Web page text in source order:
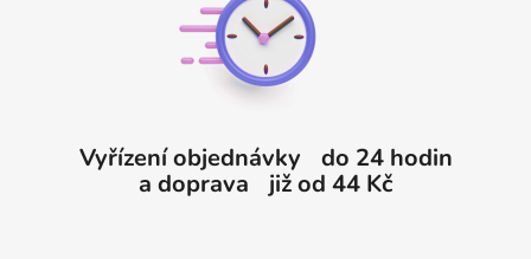
Vyřízení objednávky do 24 hodin
a doprava již od 44 Kč